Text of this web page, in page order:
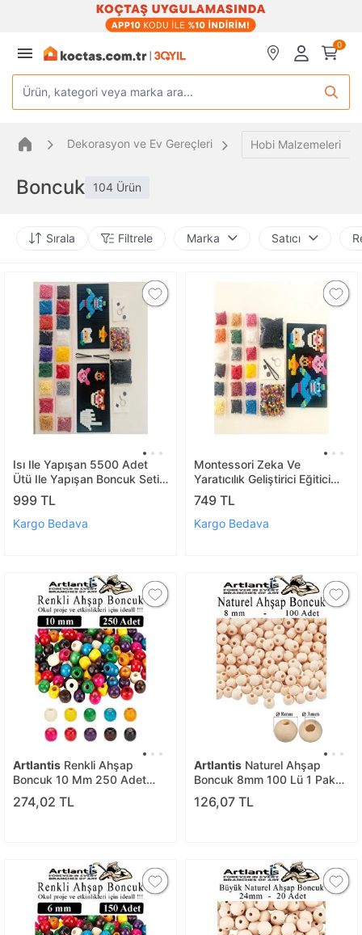
0
Ürün, kategori veya marka ara...
Dekorasyon ve Ev Gereçleri Hobi Malzemeleri
Boncuk 104 Ürün
Sırala Filtrele Marka Satıcı
Isı Ile Yapışan 5500 Adet
Ütü Ile Yapışan Boncuk Seti,
18 Ayrı Renk Şekil Şablonlu
Başlangıç Kiti
999 TL
Kargo Bedava
Montessori Zeka Ve
Yaratıcılık Geliştirici Eğitici
Oyun Seti, Başlangıç Kiti
749 TL
Kargo Bedava
Artlantis Renkli Ahşap
Boncuk 10 Mm 250 Adet
Renkli Tahta Boncuk El İşi
Okul Öncesi Kreş Anasınıfı
274,02 TL
Artlantis Naturel Ahşap
Boncuk 8mm 100 Lü 1 Paket
Ham Boyanabilir Ahşap
Yuvarlak Doğal Boncuklar
126,07 TL